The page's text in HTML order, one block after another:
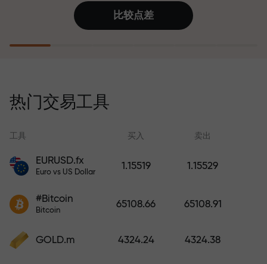
值账户即可获得iPhone、MacBook
或梦想旅行
证6个月内利润增长3倍。放心交易—
您的资金受到保护！
奖金。X1000不是印刷错误。存款
比较点差
热门交易工具
工具 买入 卖出
EURUSD.fx
Euro vs US Dollar
1.15519 1.15529
#Bitcoin
Bitcoin
65108.66 65108.91
GOLD.m 4324.24 4324.38